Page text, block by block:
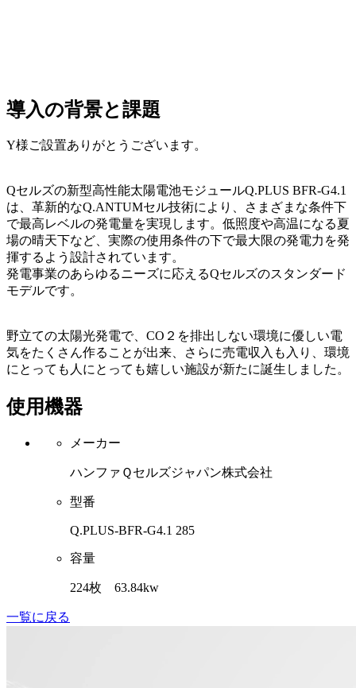
導入の背景と課題
Y様ご設置ありがとうございます。
Qセルズの新型高性能太陽電池モジュールQ.PLUS BFR-G4.1
は、革新的なQ.ANTUMセル技術により、さまざまな条件下
で最高レベルの発電量を実現します。低照度や高温になる夏
場の晴天下など、実際の使用条件の下で最大限の発電力を発
揮するよう設計されています。
発電事業のあらゆるニーズに応えるQセルズのスタンダード
モデルです。
野立ての太陽光発電で、CO２を排出しない環境に優しい電
気をたくさん作ることが出来、さらに売電収入も入り、環境
にとっても人にとっても嬉しい施設が新たに誕生しました。
使用機器
メーカー
ハンファＱセルズジャパン株式会社
型番
Q.PLUS-BFR-G4.1 285
容量
224枚 63.84kw
一覧に戻る